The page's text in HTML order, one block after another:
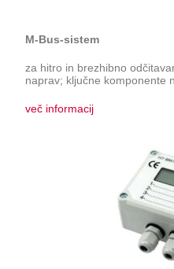
M-Bus-sistem
za hitro in brezhibno
naprav; ključne komponente
več informacij